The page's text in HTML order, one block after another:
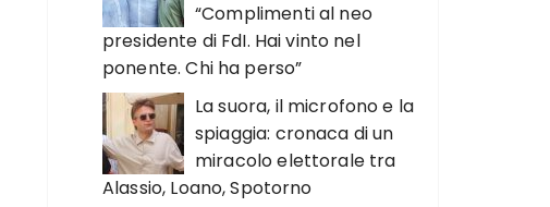
“Complimenti al neo
presidente di FdI. Hai vinto nel
ponente. Chi ha perso”
La suora, il microfono e la
spiaggia: cronaca di un
miracolo elettorale tra
Alassio, Loano, Spotorno